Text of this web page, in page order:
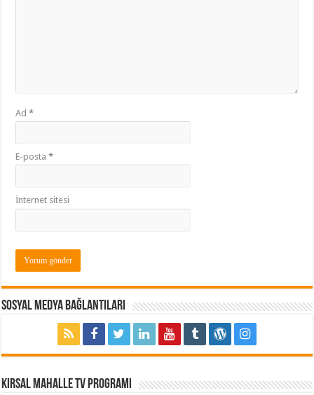
Ad*
E-posta*
İnternet sitesi
Sosyal Medya Bağlantıları
Kırsal Mahalle TV Programı